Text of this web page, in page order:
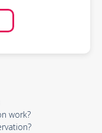
work?